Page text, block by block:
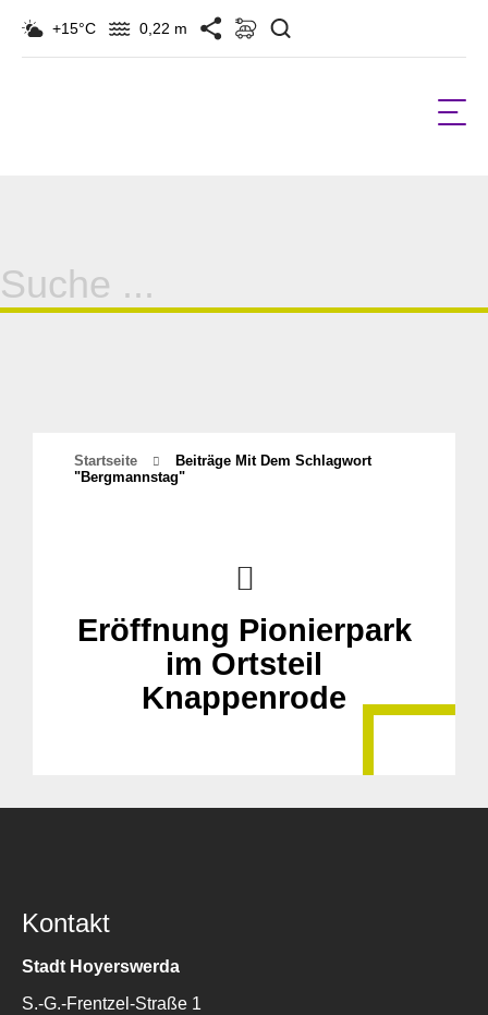
+15°C 0,22 m
Suche
für:
Startseite
Beiträge Mit Dem Schlagwort
"Bergmannstag"
Eröffnung Pionierpark
im Ortsteil
Knappenrode
Kontakt
Stadt Hoyerswerda
S.-G.-Frentzel-Straße 1